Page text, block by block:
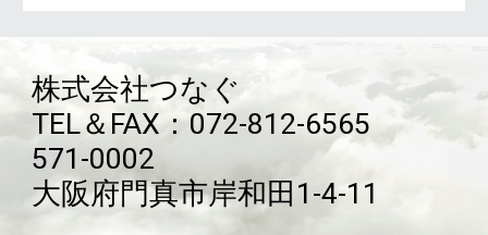
株式会社つなぐ
TEL＆FAX：072-812-6565
571-0002
大阪府門真市岸和田1-4-11